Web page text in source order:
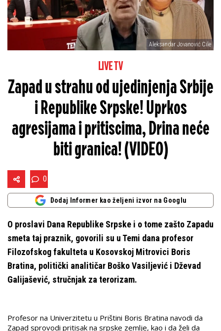
Aleksandar Jovanović Cile
LIVE TV
Zapad u strahu od ujedinjenja Srbije
i Republike Srpske! Uprkos
agresijama i pritiscima, Drina neće
biti granica! (VIDEO)
0
Dodaj Informer kao željeni izvor na Googlu
O proslavi Dana Republike Srpske i o tome zašto Zapadu
smeta taj praznik, govorili su u Temi dana profesor
Filozofskog fakulteta u Kosovskoj Mitrovici Boris
Bratina, politički analitičar Boško Vasiljević i Dževad
Galijašević, stručnjak za terorizam.
Profesor na Univerzitetu u Prištini Boris Bratina navodi da
Zapad sprovodi pritisak na srpske zemlje, kao i da želi da